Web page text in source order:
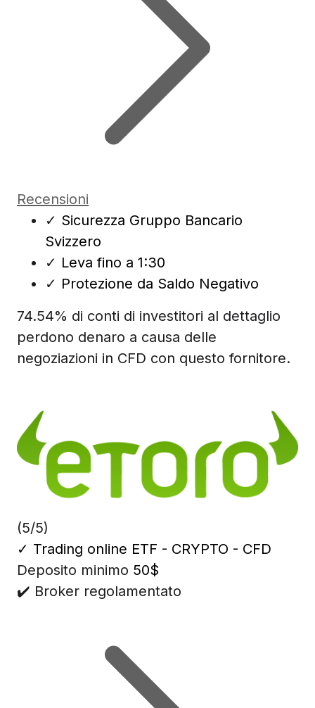
Recensioni
✓ Sicurezza Gruppo Bancario
Svizzero
✓ Leva fino a 1:30
✓ Protezione da Saldo Negativo
74.54% di conti di investitori al dettaglio
perdono denaro a causa delle
negoziazioni in CFD con questo fornitore.
(5/5)
✓ Trading online ETF - CRYPTO - CFD
Deposito minimo 50$
✔️ Broker regolamentato